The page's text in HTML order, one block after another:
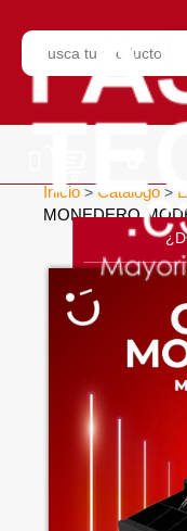
Inicio > Catálogo >
MONEDERO